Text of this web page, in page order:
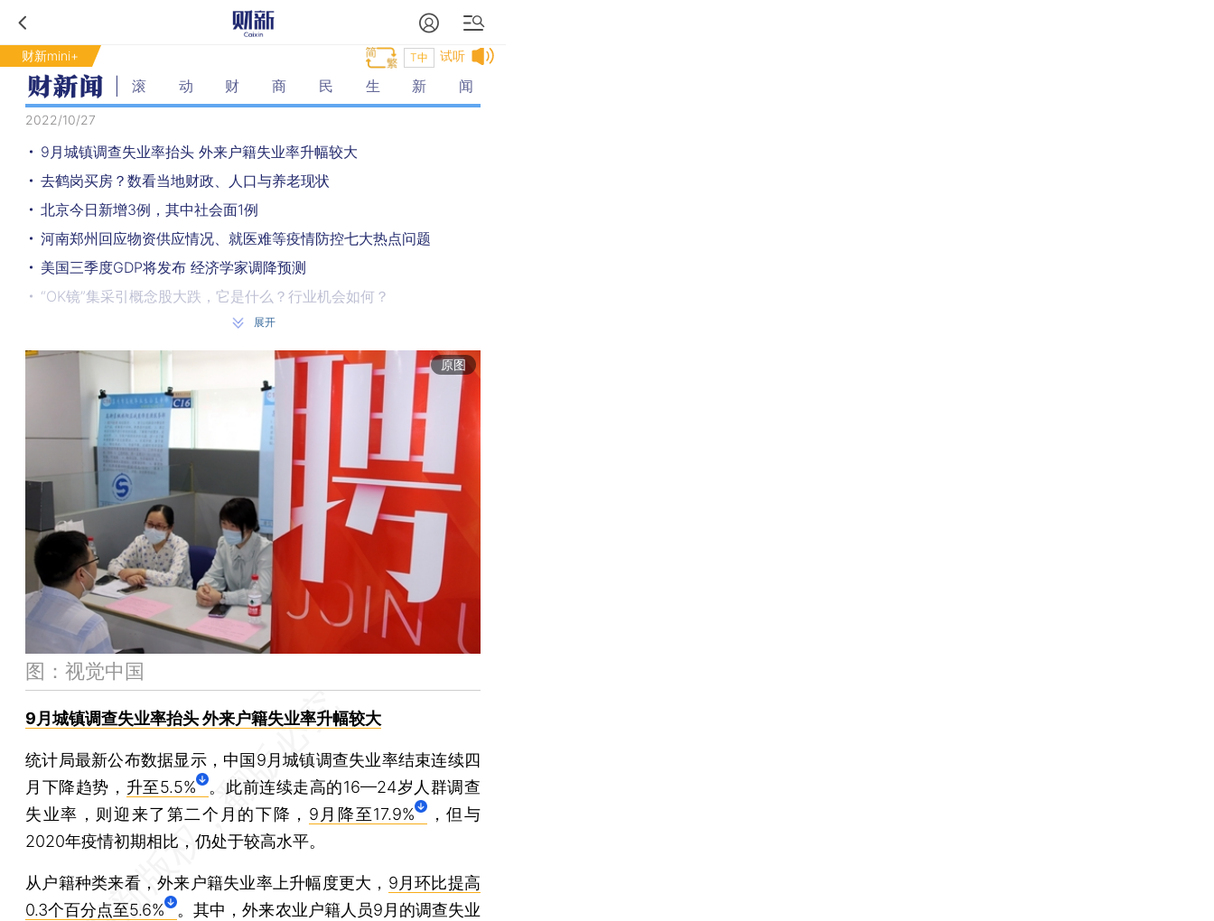
财新mini+ 试听
T中
滚动财商民生新闻
2022/10/27
9月城镇调查失业率抬头 外来户籍失业率升幅较大
去鹤岗买房？数看当地财政、人口与养老现状
北京今日新增3例，其中社会面1例
河南郑州回应物资供应情况、就医难等疫情防控七大热点问题
美国三季度GDP将发布 经济学家调降预测
“OK镜”集采引概念股大跌，它是什么？行业机会如何？
青海西宁昨日发现75名阳性感染者
前九月规上工业企业利润下降2.3% 降幅扩大
北京10月26日新增新冠17例 社会面筛查1例
上海昨日新增新冠9例 均为隔离管控人员
上海疫情有所反复 进博会要求48小时核酸及三针疫苗
广州支持住房租赁企业整租城中村 会引发租金上涨吗？
外交部：巴基斯坦总理谢里夫将访华
展开
原图
图：视觉中国
9月城镇调查失业率抬头 外来户籍失业率升幅较大
统计局最新公布数据显示，中国9月城镇调查失业率结束连续四
月下降趋势， 升至5.5%
。此前连续走高的16—24岁人群调查
失业率，则迎来了第二个月的下降， 9月降至17.9%
，但与
2020年疫情初期相比，仍处于较高水平。
从户籍种类来看，外来户籍失业率上升幅度更大， 9月环比提高
0.3个百分点至5.6%
。其中，外来农业户籍人员9月的调查失业